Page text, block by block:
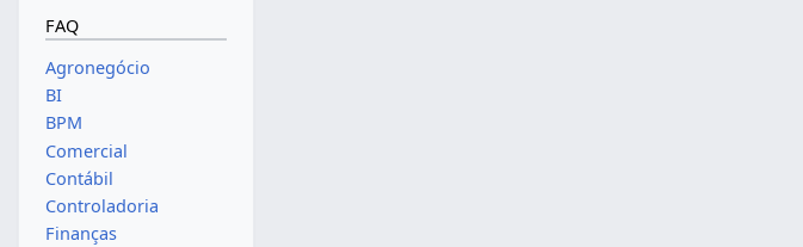
FAQ
Agronegócio
BI
BPM
Comercial
Contábil
Controladoria
Finanças